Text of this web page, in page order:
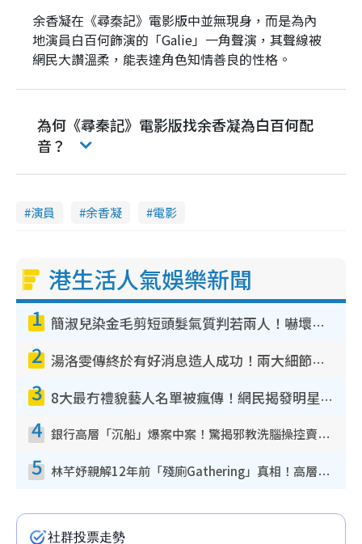
余香凝在《尋秦記》電影版中並無現身，而是為內
地演員白百何飾演的「Galie」一角聲演，其聲線被
網民大讚溫柔，能表達角色知情善良的性格。
為何《尋秦記》電影版找余香凝為白百何配
音？
演員 余香凝 電影
港生活人氣娛樂新聞
1 簡淑兒染金毛剪短頭髮氣質判若兩人！嚇壞老公麥大力都認唔出：「你做咩事？」
2 湯洛雯傳終於有好消息造人成功！兩大細節曝孕味極濃惹猜測：大肚婆先會咁！
3 8大最冇禮貌藝人名單被瘋傳！網民揭發明星真面目 一致數臭呢位係無品天花板？
4 銀行高層「沉船」爆案中案！驚揭邪教洗腦操控賣淫被吞600萬 幕後黑手講多錯多
5 林芊妤親解12年前「殘廁Gathering」真相！高層解約一句話重創尊嚴至今拒返TVB